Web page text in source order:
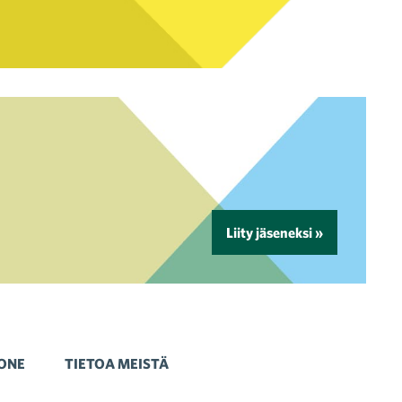
Liity jäseneksi »
TIETOA MEISTÄ